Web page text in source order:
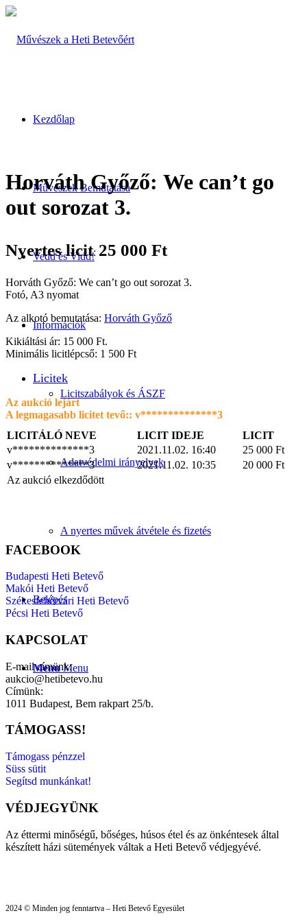
Kezdőlap
Művészek Bemutatása
Vedd és Vidd!
Információk
Licitszabályok és ÁSZF
Adatvédelmi irányelvek
A nyertes művek átvétele és fizetés
Belépés
Menu Menu
Horváth Győző: We can’t go
out sorozat 3.
Nyertes licit: 25 000 Ft
Horváth Győző: We can’t go out sorozat 3.
Fotó, A3 nyomat
Az alkotó bemutatása: Horváth Győző
Kikiáltási ár: 15 000 Ft.
Minimális licitlépcső: 1 500 Ft
Licitek
Az aukció lejárt
A legmagasabb licitet tevő:: v**************3
LICITÁLÓ NEVE
LICIT IDEJE
LICIT
v**************3
2021.11.02. 16:40 25 000 Ft
v**************3
2021.11.02. 10:35 20 000 Ft
Az aukció elkezdődött
FACEBOOK
Budapesti Heti Betevő
Makói Heti Betevő
Székesfehérvári Heti Betevő
Pécsi Heti Betevő
KAPCSOLAT
E-mail címünk:
aukcio@hetibetevo.hu
Címünk:
1011 Budapest, Bem rakpart 25/b.
TÁMOGASS!
Támogass pénzzel
Süss sütit
Segítsd munkánkat!
VÉDJEGYÜNK
Az éttermi minőségű, bőséges, húsos étel és az önkéntesek által
készített házi sütemények váltak a Heti Betevő védjegyévé.
2024 © Minden jog fenntartva – Heti Betevő Egyesület